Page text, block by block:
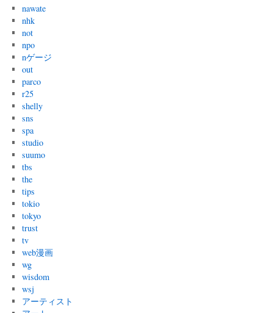
nawate
nhk
not
npo
nゲージ
out
parco
r25
shelly
sns
spa
studio
suumo
tbs
the
tips
tokio
tokyo
trust
tv
web漫画
wg
wisdom
wsj
アーティスト